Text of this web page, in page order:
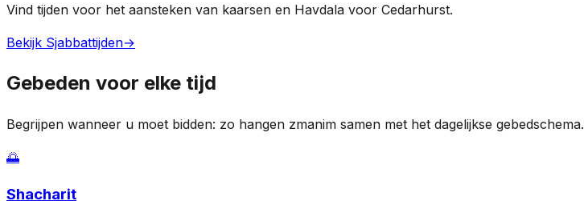
Vind tijden voor het aansteken van kaarsen en Havdala voor Cedarhurst.
Bekijk Sjabbattijden→
Gebeden voor elke tijd
Begrijpen wanneer u moet bidden: zo hangen zmanim samen met het dagelijkse gebedschema.
🌅
Shacharit